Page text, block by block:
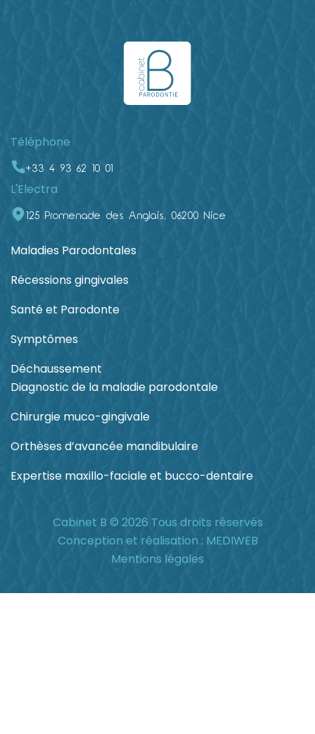
Téléphone
+33 4 93 62 10 01
L'Electra
125 Promenade des Anglais, 06200 Nice
Maladies Parodontales
Récessions gingivales
Santé et Parodonte
Symptômes
Déchaussement
Diagnostic de la maladie parodontale
Chirurgie muco-gingivale
Orthèses d’avancée mandibulaire
Expertise maxillo-faciale et bucco-dentaire
Cabinet B © 2026 Tous droits réservés
Conception et réalisation : MEDIWEB
Mentions légales